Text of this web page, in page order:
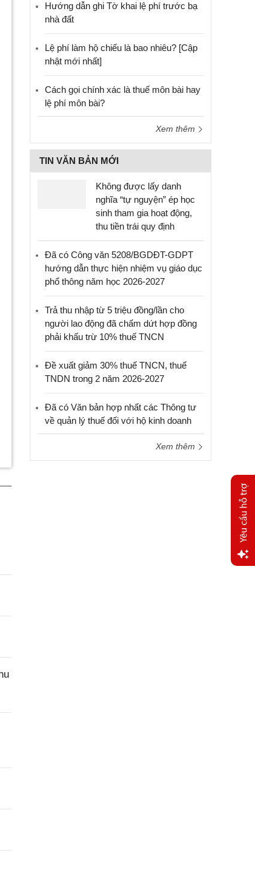
Hướng dẫn ghi Tờ khai lệ phí trước bạ
nhà đất
Lệ phí làm hộ chiếu là bao nhiêu? [Cập
nhật mới nhất]
Cách gọi chính xác là thuế môn bài hay
lệ phí môn bài?
Xem thêm
TIN VĂN BẢN MỚI
Không được lấy danh
nghĩa “tự nguyện” ép học
sinh tham gia hoạt động,
thu tiền trái quy định
Đã có Công văn 5208/BGDĐT-GDPT
hướng dẫn thực hiện nhiệm vụ giáo dục
phổ thông năm học 2026-2027
Trả thu nhập từ 5 triệu đồng/lần cho
người lao động đã chấm dứt hợp đồng
phải khấu trừ 10% thuế TNCN
Đề xuất giảm 30% thuế TNCN, thuế
TNDN trong 2 năm 2026-2027
Đã có Văn bản hợp nhất các Thông tư
về quản lý thuế đối với hộ kinh doanh
Xem thêm